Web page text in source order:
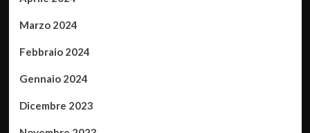
Marzo 2024
Febbraio 2024
Gennaio 2024
Dicembre 2023